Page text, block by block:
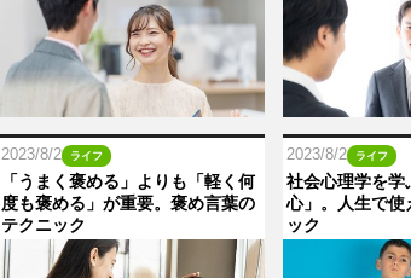
2023/8/2 ライフ
「うまく褒める」よりも「軽く何
度も褒める」が重要。褒め言葉の
テクニック
2023/8/2 ライフ
社会心理学を学
心」。人生で使
ック